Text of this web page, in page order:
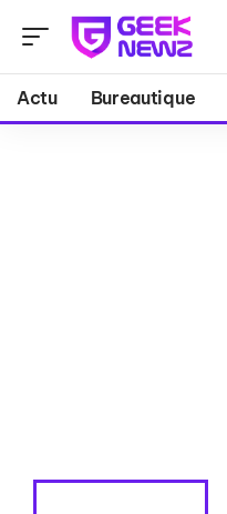
Actu Bureautique